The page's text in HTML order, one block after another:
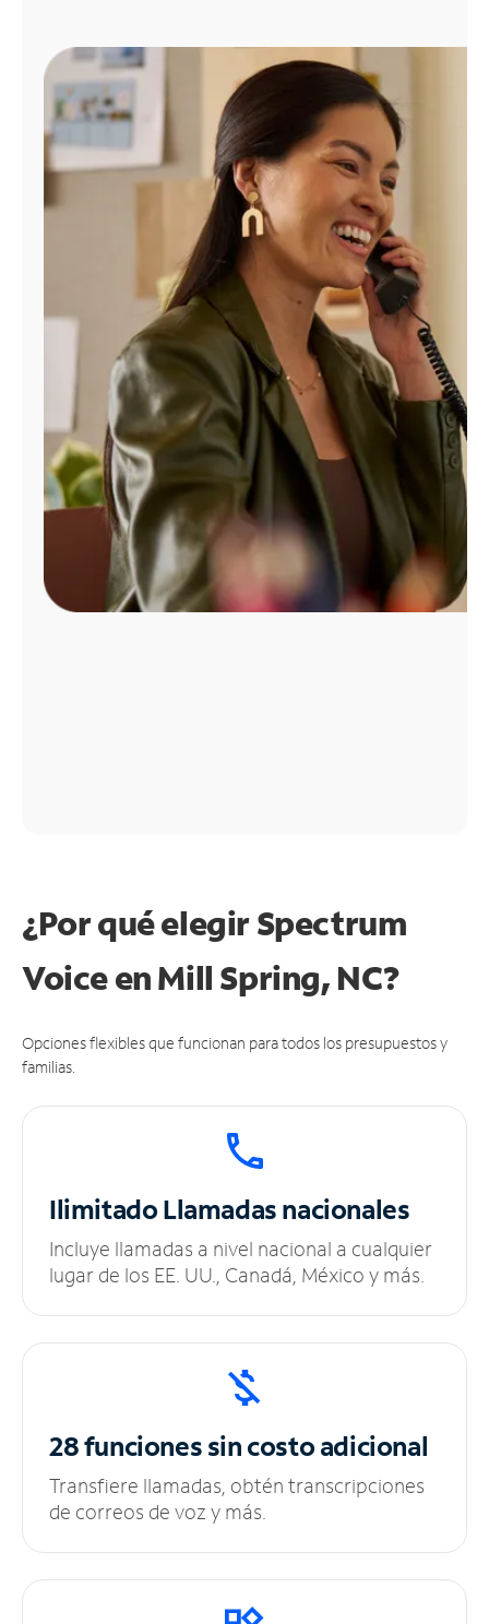
Administrar
cuenta
Encuentra
tienda
¿Por qué elegir Spectrum
Voice en Mill Spring, NC?
Opciones flexibles que funcionan para todos los presupuestos y
familias.
IlimitadoLlamadas nacionales
Incluye llamadas a nivel nacional a cualquier
lugar de los EE. UU., Canadá, México y más.
28 funciones sincosto adicional
Transfiere llamadas, obtén transcripciones
de correos de voz y más.